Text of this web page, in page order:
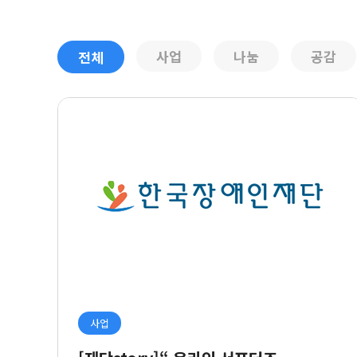
전체 사업 나눔 공감
사업